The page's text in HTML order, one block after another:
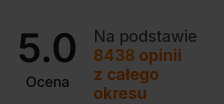
5.0
Ocena
Na podstawie
8438 opinii
z całego
okresu